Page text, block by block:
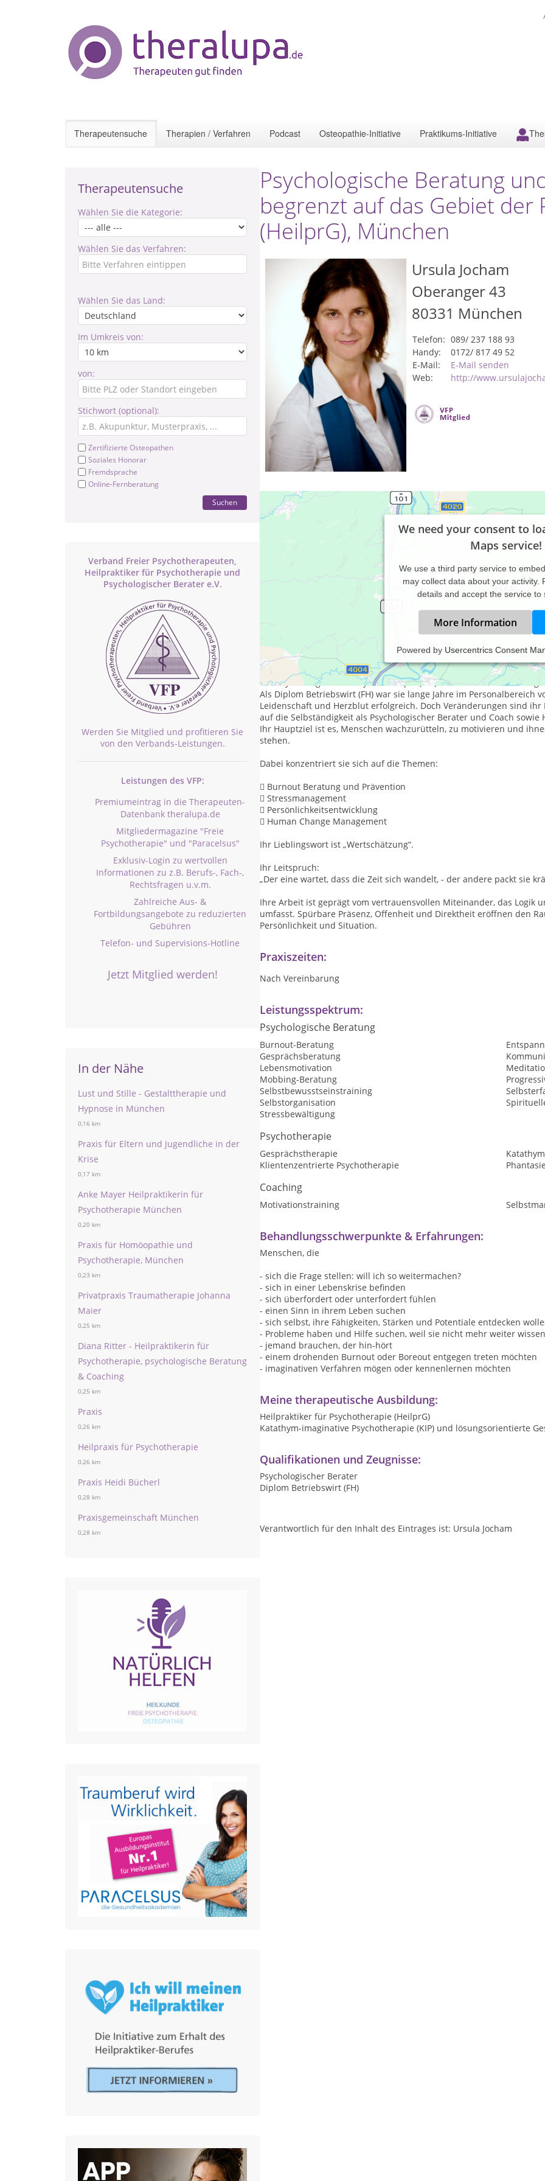
Therapeutensuche Therapien / Verfahren Podcast Osteopathie-Initiative Praktikums-Initiative
Therapeutensuche
Wählen Sie die Kategorie:
Wählen Sie das Verfahren:
Wählen Sie das Land:
Im Umkreis von:
von:
Stichwort (optional):
Zertifizierte Osteopathen
Soziales Honorar
Fremdsprache
Online-Fernberatung
Suchen
Verband Freier Psychotherapeuten,
Heilpraktiker für Psychotherapie und
Psychologischer Berater e.V.
Werden Sie Mitglied und profitieren Sie
von den Verbands-Leistungen.
Leistungen des VFP:
Premiumeintrag in die Therapeuten-
Datenbank theralupa.de
Mitgliedermagazine "Freie
Psychotherapie" und "Paracelsus"
Exklusiv-Login zu wertvollen
Informationen zu z.B. Berufs-, Fach-,
Rechtsfragen u.v.m.
Zahlreiche Aus- &
Fortbildungsangebote zu reduzierten
Gebühren
Telefon- und Supervisions-Hotline
Jetzt Mitglied werden!
In der Nähe
Lust und Stille - Gestalttherapie und
Hypnose in München
0,16 km
Praxis für Eltern und Jugendliche in der
Krise
0,17 km
Anke Mayer Heilpraktikerin für
Psychotherapie München
0,20 km
Praxis für Homöopathie und
Psychotherapie, München
0,23 km
Privatpraxis Traumatherapie Johanna
Maier
0,25 km
Diana Ritter - Heilpraktikerin für
Psychotherapie, psychologische Beratung
& Coaching
0,25 km
Praxis
0,26 km
Heilpraxis für Psychotherapie
0,26 km
Praxis Heidi Bücherl
0,28 km
Praxisgemeinschaft München
0,28 km
Psychologische Beratung
begrenzt auf das Gebiet der
(HeilprG), München
Ursula Jocham
Oberanger 43
80331 München
Telefon: 089/ 237 188 93
Handy:
0172/ 817 49 52
E-Mail:
E-Mail senden
Web:
http://
We need your consent to
Maps service!
We use a third party service to
may collect data about your activity.
details and accept the service to
More Information
Powered by Usercentrics Consent
Ursula Jocham ist Psychologischer Berater und Heilpraktiker für
Seit 1991 widmet sie sich der Arbeit an Menschen und deren
katathym-imaginativer Psychotherapie (KIP) bildet die Basis für
Als Diplom Betriebswirt (FH) war sie lange Jahre im
Leidenschaft und Herzblut erfolgreich. Doch Veränderungen sind
auf die Selbständigkeit als Psychologischer Berater und Coach
Ihr Hauptziel ist es, Menschen wachzurütteln, zu motivieren und
stehen.
Dabei konzentriert sie sich auf die Themen:
 Burnout Beratung und Prävention
 Stressmanagement
 Persönlichkeitsentwicklung
 Human Change Management
Ihr Lieblingswort ist „Wertschätzung“.
Ihr Leitspruch:
„Der eine wartet, dass die Zeit sich wandelt, - der andere packt sie
Ihre Arbeit ist geprägt vom vertrauensvollen Miteinander, das Logik
umfasst. Spürbare Präsenz, Offenheit und Direktheit eröffnen den
Persönlichkeit und Situation.
Praxiszeiten:
Nach Vereinbarung
Leistungsspektrum:
Psychologische Beratung
Burnout-Beratung
Gesprächsberatung
Lebensmotivation
Mobbing-Beratung
Selbstbewusstseinstraining
Selbstorganisation
Stressbewältigung
Psychotherapie
Gesprächstherapie
Klientenzentrierte Psychotherapie
Coaching
Motivationstraining
Behandlungsschwerpunkte & Erfahrungen:
Menschen, die
- sich die Frage stellen: will ich so weitermachen?
- sich in einer Lebenskrise befinden
- sich überfordert oder unterfordert fühlen
- einen Sinn in ihrem Leben suchen
- sich selbst, ihre Fähigkeiten, Stärken und Potentiale entdecken
- Probleme haben und Hilfe suchen, weil sie nicht mehr weiter wissen
- jemand brauchen, der hin-hört
- einem drohenden Burnout oder Boreout entgegen treten möchten
- imaginativen Verfahren mögen oder kennenlernen möchten
Meine therapeutische Ausbildung:
Heilpraktiker für Psychotherapie (HeilprG)
Katathym-imaginative Psychotherapie (KIP) und lösungsorientierte
Qualifikationen und Zeugnisse:
Psychologischer Berater
Diplom Betriebswirt (FH)
Verantwortlich für den Inhalt des Eintrages ist: Ursula Jocham